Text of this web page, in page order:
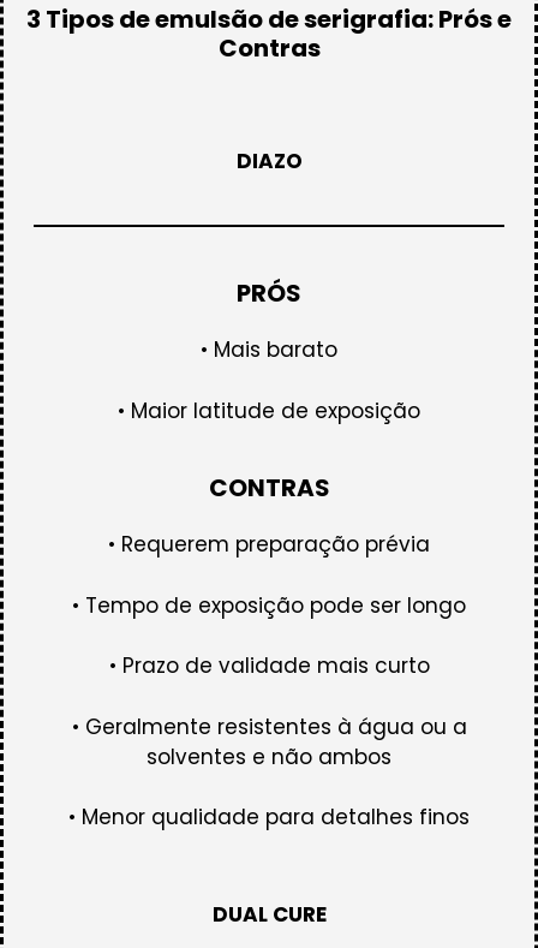
3 Tipos de emulsão de serigrafia: Prós e
Contras
DIAZO
PRÓS
• Mais barato
• Maior latitude de exposição
CONTRAS
• Requerem preparação prévia
• Tempo de exposição pode ser longo
• Prazo de validade mais curto
• Geralmente resistentes à água ou a
solventes e não ambos
• Menor qualidade para detalhes finos
DUAL CURE